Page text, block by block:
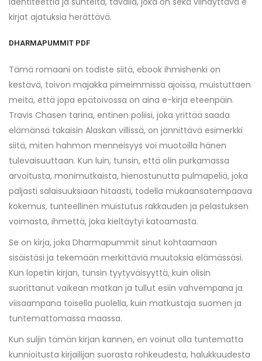
kirjat​ ajatuksia herättävä.
DHARMAPUMMIT PDF
Tämä romaani on todiste siitä, ebook ihmishenki on
kestävä, toivon majakka pimeimmissä ajoissa, muistuttaen
meitä, että jopa epätoivossa on aina e-kirja eteenpäin.
Travis Chasen tarina, entinen poliisi, joka yrittää saada
elämänsä takaisin Alaskan villissä, on jännittävä esimerkki
siitä, miten hahmon menneisyys voi muotoilla hänen
tulevaisuuttaan. Kun luin, tunsin, että olin purkamassa
arvoitusta, monimutkaista, hienostunutta pulmapeliä, joka
paljasti salaisuuksiaan hitaasti, todella mukaansatempaava
kokemus, tunteellinen muistutus rakkauden ja pelastuksen
voimasta, ihmettä, joka kieltäytyi katoamasta.
Se on kirja, joka Dharmapummit sinut kohtaamaan
sisäistäsi ja tekemään merkittäviä muutoksia elämässäsi.
Kun lopetin kirjan, tunsin tyytyväisyyttä, kuin olisin
suorittanut vaikean matkan ja tullut esiin vahvempana ja
viisaampana toisella puolella, kuin matkustaja suomen ja
tuntemattomassa maassa.
Kun suljin tämän kirjan kannen, en voinut olla tuntematta
kunnioitusta kirjailijan suorasta rohkeudesta, halukkuudesta